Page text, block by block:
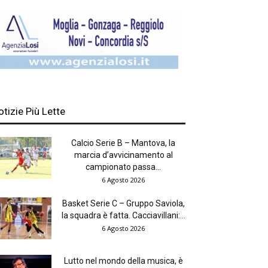
Più Lette
Calcio Serie B – Mantova, la
marcia d’avvicinamento al
campionato passa...
6 Agosto 2026
Basket Serie C – Gruppo Saviola,
la squadra è fatta. Cacciavillani:...
6 Agosto 2026
Lutto nel mondo della musica, è